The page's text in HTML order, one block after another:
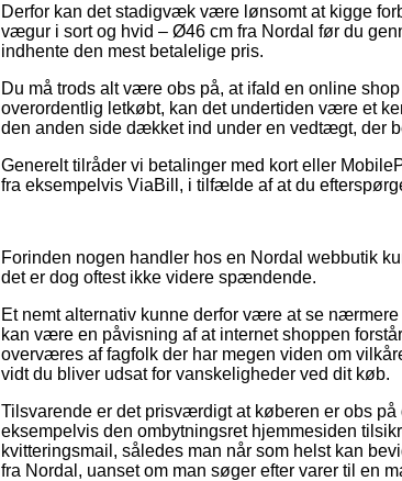
Derfor kan det stadigvæk være lønsomt at kigge
vægur i sort og hvid – Ø46 cm fra Nordal før du
indhente den mest betalelige pris.
Du må trods alt være obs på, at ifald en online
overordentlig letkøbt, kan det undertiden være et
den anden side dækket ind under en vedtægt, der
Generelt tilråder vi betalinger med kort eller
fra eksempelvis ViaBill, i tilfælde af at du
Forinden nogen handler hos en Nordal webbutik
det er dog oftest ikke videre spændende.
Et nemt alternativ kunne derfor være at se
kan være en påvisning af at internet shoppen
overværes af fagfolk der har megen viden om
vidt du bliver udsat for vanskeligheder ved dit køb.
Tilsvarende er det prisværdigt at køberen er obs
eksempelvis den ombytningsret hjemmesiden
kvitteringsmail, således man når som helst kan
fra Nordal, uanset om man søger efter varer til en